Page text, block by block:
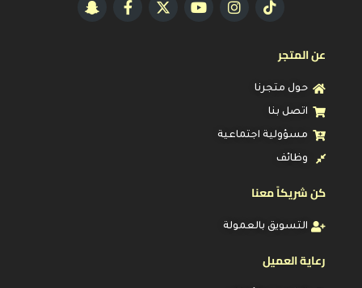
عن المتجر
حول متجرنا
اتصل بنا
مسؤولية اجتماعية
وظائف
كن شريكاً معنا
التسويق بالعمولة
رعاية العميل